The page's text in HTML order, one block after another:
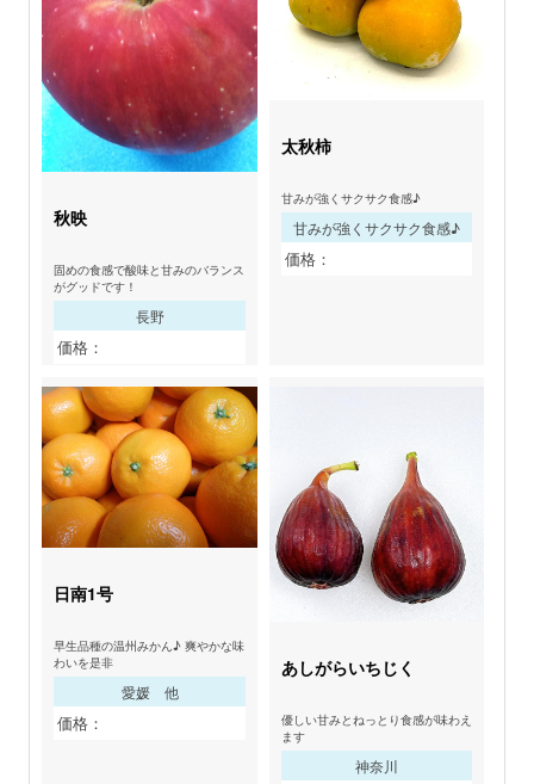
秋映
固めの食感で酸味と甘みのバランス
がグッドです！
長野
価格：
太秋柿
甘みが強くサクサク食感♪
甘みが強くサクサク食感♪
価格：
日南1号
早生品種の温州みかん♪ 爽やかな味
わいを是非
愛媛 他
価格：
あしがらいちじく
優しい甘みとねっとり食感が味わえ
ます
神奈川